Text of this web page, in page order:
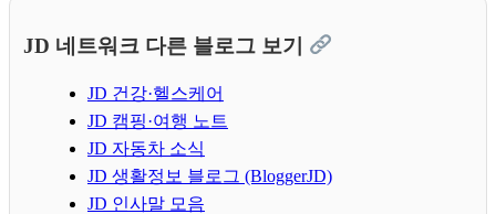
JD 네트워크 다른 블로그 보기
JD 건강·헬스케어
JD 캠핑·여행 노트
JD 자동차 소식
JD 생활정보 블로그 (BloggerJD)
JD 인사말 모음